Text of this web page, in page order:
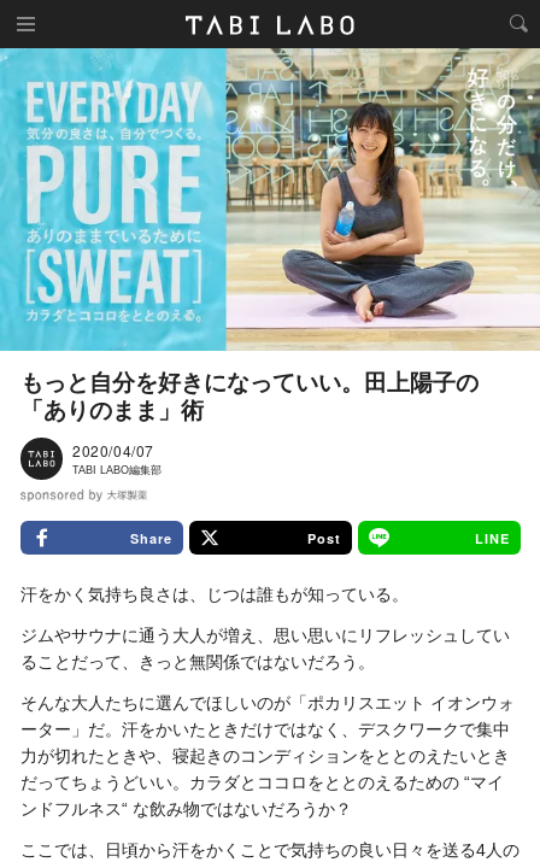
もっと自分を好きになっていい。田上陽子の
「ありのまま」術
2020/04/07
TABI LABO編集部
Share Post LINE
汗をかく気持ち良さは、じつは誰もが知っている。
ジムやサウナに通う大人が増え、思い思いにリフレッシュしてい
ることだって、きっと無関係ではないだろう。
そんな大人たちに選んでほしいのが「ポカリスエット イオンウォ
ーター」だ。汗をかいたときだけではなく、デスクワークで集中
力が切れたときや、寝起きのコンディションをととのえたいとき
だってちょうどいい。カラダとココロをととのえるための “マイ
ンドフルネス“ な飲み物ではないだろうか？
ここでは、日頃から汗をかくことで気持ちの良い日々を送る4人の